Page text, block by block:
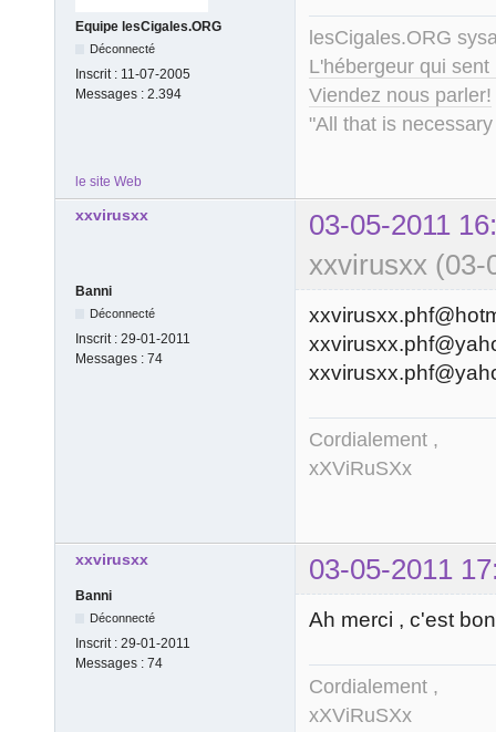
Equipe lesCigales.ORG
Déconnecté
Inscrit : 11-07-2005
Messages : 2.394
lesCigales.ORG
L'hébergeur qui
Viendez nous parler!
"All that is
le site Web
xxvirusxx
03-05-2011
xxvirusxx (03-
Banni
Déconnecté
Inscrit : 29-01-2011
Messages : 74
Cordialement ,
xXViRuSXx
xxvirusxx 03-05-2011
Banni
Déconnecté
Inscrit : 29-01-2011
Messages : 74
Ah merci , c'est
Cordialement ,
xXViRuSXx